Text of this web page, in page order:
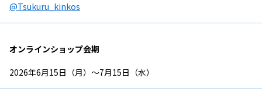
@Tsukuru_kinkos
オンラインショップ会期
2026年6月15日（月）～7月15日（水）